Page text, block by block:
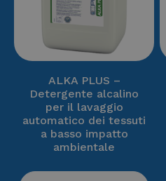
ALKA PLUS –
Detergente alcalino
per il lavaggio
automatico dei tessuti
a basso impatto
ambientale